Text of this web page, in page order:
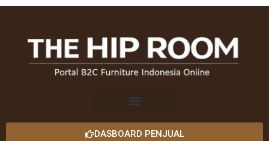
DASBOARD PENJUAL